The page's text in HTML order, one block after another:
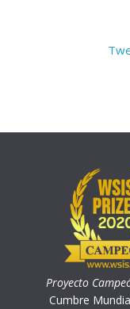
Proyecto
Cumbre